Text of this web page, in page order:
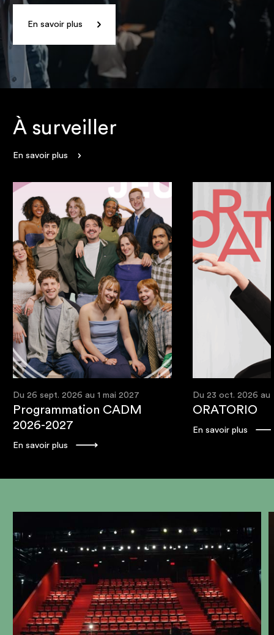
En savoir plus
À surveiller
En savoir plus
Du 26 sept. 2026 au 1 mai 2027
Programmation CADM
2026-2027
En savoir plus
Du 23 oct. 2026 au
ORATORIO
En savoir plus